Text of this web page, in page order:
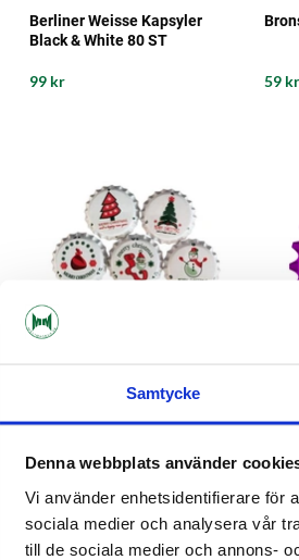
Samtycke
Denna webbplats använder
Vi använder enhetsidentifierare för
sociala medier och analysera vår
till de sociala medier och annons-
Berliner Weisse Kapsyler
Black & White 80 ST
99 kr 59 kr
Finn-Korkki
Julmotiv Kapsyler 26 mm 200
59 kr
Finn-
Lila
59 kr